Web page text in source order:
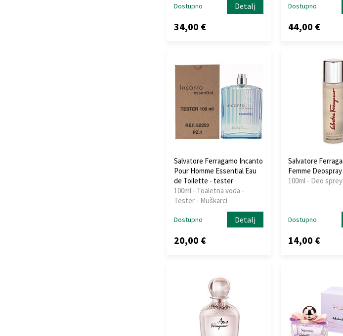
Dostupno Detalj
34,00 €
Dostupno
44,00 €
Salvatore Ferragamo Incanto
Pour Homme Essential Eau
de Toilette - tester
100ml - Toaletna voda -
Tester - Muškarci
Dostupno Detalj
20,00 €
Salvatore
Femme Deospray
100ml - Deo
Dostupno
14,00 €